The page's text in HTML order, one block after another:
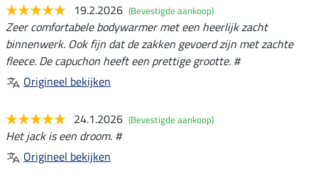
19.2.2026 (Bevestigde aankoop)
Zeer comfortabele bodywarmer met een heerlijk zacht
binnenwerk. Ook fijn dat de zakken gevoerd zijn met zachte
fleece. De capuchon heeft een prettige grootte. #
Origineel bekijken
24.1.2026 (Bevestigde aankoop)
Het jack is een droom. #
Origineel bekijken